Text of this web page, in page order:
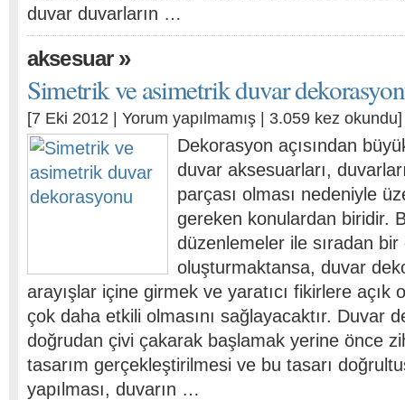
duvar duvarların …
aksesuar»
Simetrik ve asimetrik duvar
[7 Eki 2012 | Yorum yapılmamış | 3.059 kez okundu]
Dekorasyon açısından
duvar aksesuarları,
parçası olması nedeniyle
gereken konulardan biridir.
düzenlemeler ile sıradan bir
oluşturmaktansa, duvar
arayışlar içine girmek ve yaratıcı fikirlere açık
çok daha etkili olmasını sağlayacaktır. Duvar
doğrudan çivi çakarak başlamak yerine önce
tasarım gerçekleştirilmesi ve bu tasarı
yapılması, duvarın …